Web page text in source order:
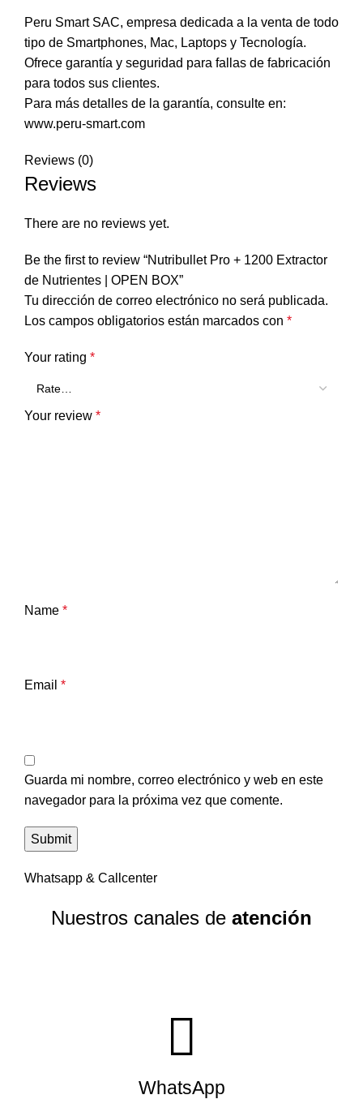
Peru Smart SAC, empresa dedicada a la venta de todo
tipo de Smartphones, Mac, Laptops y Tecnología.
Ofrece garantía y seguridad para fallas de fabricación
para todos sus clientes.
Para más detalles de la garantía, consulte en:
www.peru-smart.com
Reviews (0)
Reviews
There are no reviews yet.
Be the first to review “Nutribullet Pro + 1200 Extractor
de Nutrientes | OPEN BOX”
Tu dirección de correo electrónico no será publicada.
Los campos obligatorios están marcados con *
Your rating *
Your review *
Name *
Email *
Guarda mi nombre, correo electrónico y web en este
navegador para la próxima vez que comente.
Whatsapp & Callcenter
Nuestros canales de atención
WhatsApp